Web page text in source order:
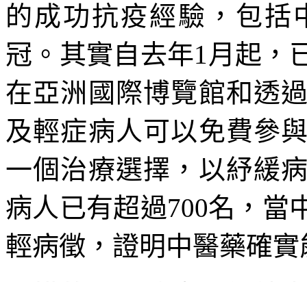
的成功抗疫經驗，包括
冠。其實自去年1月起，
在亞洲國際博覽館和透
及輕症病人可以免費參
一個治療選擇，以紓緩
病人已有超過700名，當
輕病徵，證明中醫藥確